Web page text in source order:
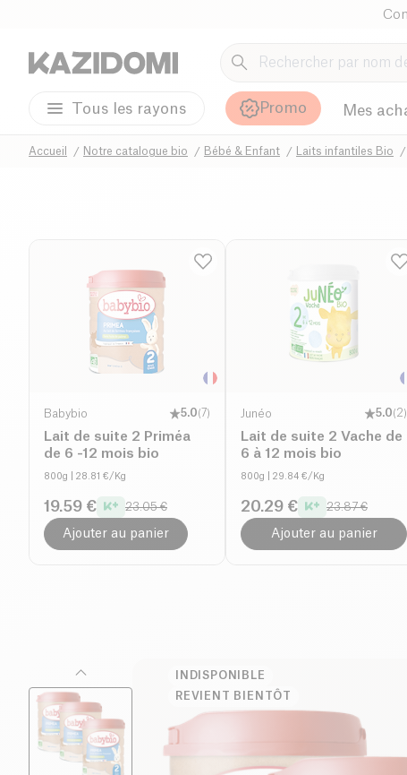
Tous les rayons Promo Mes
Accueil Notre catalogue bio Bébé & Enfant Laits infantiles Bio
Babybio 5.0( 7)
Lait de suite 2 Priméa
de 6 -12 mois bio
800g | 28.81 €/Kg
19.59 € 23.05 €
Ajouter au panier
Junéo 5.0(2)
Lait de suite 2 Vache de
6 à 12 mois bio
800g | 29.84 €/Kg
20.29 € 23.87 €
Ajouter au panier
INDISPONIBLE
REVIENT BIENTÔT